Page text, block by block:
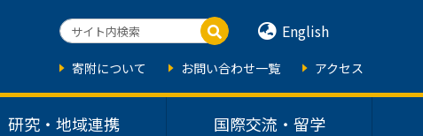
研究・地域連携 国際交流・留学
English
寄附について お問い合わせ一覧 アクセス